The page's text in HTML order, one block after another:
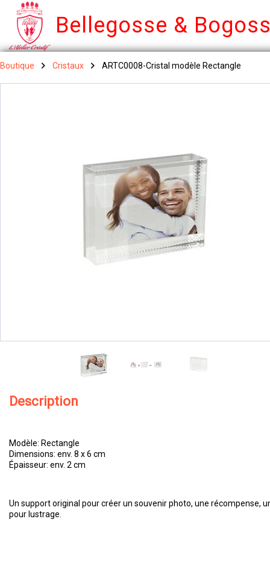
Bellegosse &
Boutique Cristaux ARTC0008-Cristal modèle Rectangle
Description
Modèle: Rectangle
Dimensions: env. 8 x 6 cm
Épaisseur: env. 2 cm
Un support original pour créer un souvenir photo, une
pour lustrage.